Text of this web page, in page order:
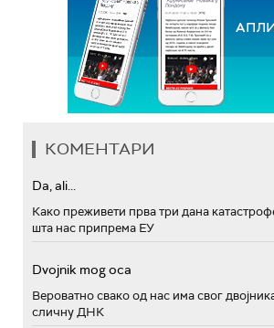
КОМЕНТАРИ
Da, ali...
Како преживети прва три дана
шта нас припрема ЕУ
Dvojnik mog oca
Вероватно свако од нас има свог
сличну ДНК